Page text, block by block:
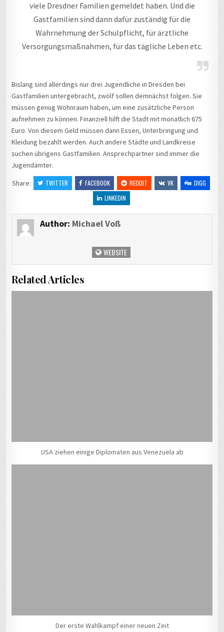
viele Dresdner Familien gemeldet haben. Und die
Gastfamilien sind dann dafür zuständig für die
Wahrnehmung der Schulpflicht, für ärztliche
Versorgungsmaßnahmen, für das tägliche Leben etc.
Bislang sind allerdings nur drei Jugendliche in Dresden bei
Gastfamilien untergebracht, zwölf sollen demnächst folgen. Sie
müssen genug Wohnraum haben, um eine zusätzliche Person
aufnehmen zu können. Finanziell hilft die Stadt mit monatlich 675
Euro. Von diesem Geld müssen dann Essen, Unterbringung und
Kleidung bezahlt werden. Auch andere Städte und Landkreise
suchen übrigens Gastfamilien. Ansprechpartner sind immer die
Jugendämter.
Share:
TWITTER FACEBOOK REDDIT VK
DIGG
LINKEDIN
Author: Michael Voß
WEBSITE
Related Articles
USA ziehen einige Diplomaten aus Venezuela ab
Der erste Wahlkampf einer neuen Zeit